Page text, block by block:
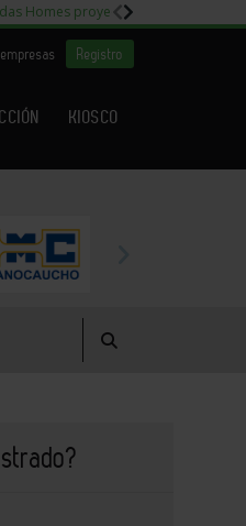
Homes proyecto Fiora
empresas Registro
KIOSCO